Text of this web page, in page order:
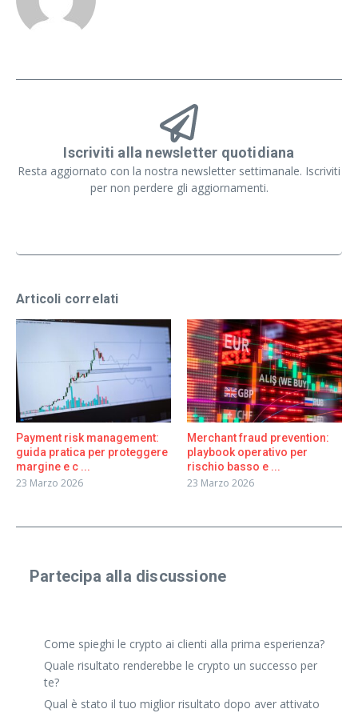
Iscriviti alla newsletter quotidiana
Resta aggiornato con la nostra newsletter settimanale. Iscriviti
per non perdere gli aggiornamenti.
Articoli correlati
Payment risk management:
guida pratica per proteggere
margine e c ...
23 Marzo 2026
Merchant fraud prevention:
playbook operativo per
rischio basso e ...
23 Marzo 2026
Partecipa alla discussione
Come spieghi le crypto ai clienti alla prima esperienza?
Quale risultato renderebbe le crypto un successo per
te?
Qual è stato il tuo miglior risultato dopo aver attivato